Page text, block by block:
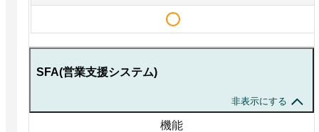
SFA(営業支援システム)
非表示にする
機能